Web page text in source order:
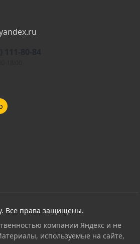
Ижевск
Ишимбай
Все права защищены.
компании Яндекс и не
используемые на сайте,